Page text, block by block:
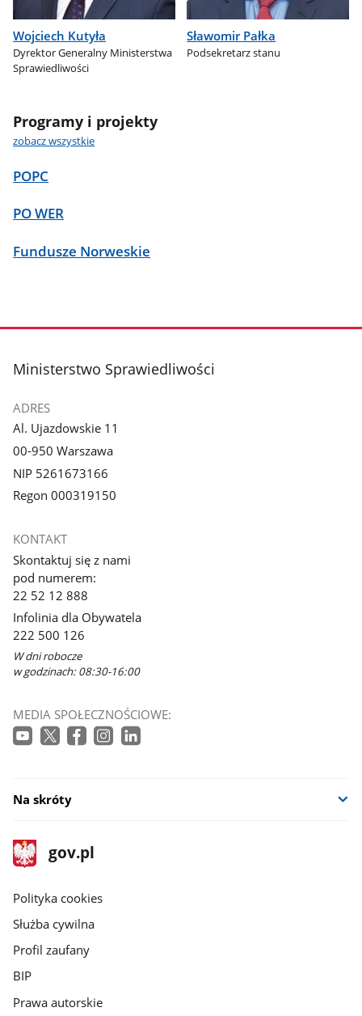
Wojciech Kutyła
Dyrektor Generalny Ministerstwa
Sprawiedliwości
Sławomir Pałka
Podsekretarz stanu
Programy i projekty
zobacz wszystkie
POPC
PO WER
Fundusze Norweskie
stopka
Ministerstwo Sprawiedliwości
ADRES
Al. Ujazdowskie 11
00-950 Warszawa
NIP 5261673166
Regon 000319150
KONTAKT
Skontaktuj się z nami
pod numerem:
22 52 12 888
Infolinia dla Obywatela
222 500 126
W dni robocze
w godzinach: 08:30-16:00
MEDIA SPOŁECZNOŚCIOWE:
Na skróty
stopka
gov.pl
Strona
gov.pl
gov.pl
Polityka cookies
Służba cywilna
Profil zaufany
BIP
Prawa autorskie